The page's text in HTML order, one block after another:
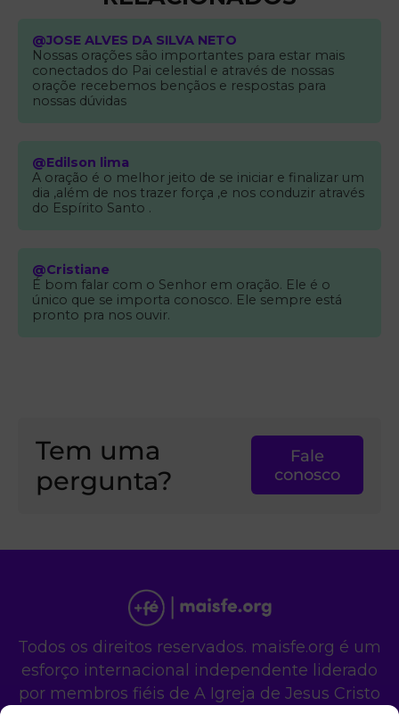
@JOSE ALVES DA SILVA NETO
Nossas orações são importantes para estar mais
conectados do Pai celestial e através de nossas
oraçõe recebemos bençãos e respostas para
nossas dúvidas
@Edilson lima
A oração é o melhor jeito de se iniciar e finalizar um
dia ,além de nos trazer força ,e nos conduzir através
do Espírito Santo .
@Cristiane
É bom falar com o Senhor em oração. Ele é o
único que se importa conosco. Ele sempre está
pronto pra nos ouvir.
Tem uma
pergunta?
Fale
conosco
Todos os direitos reservados. maisfe.org é um
esforço internacional independente liderado
por membros fiéis de A Igreja de Jesus Cristo